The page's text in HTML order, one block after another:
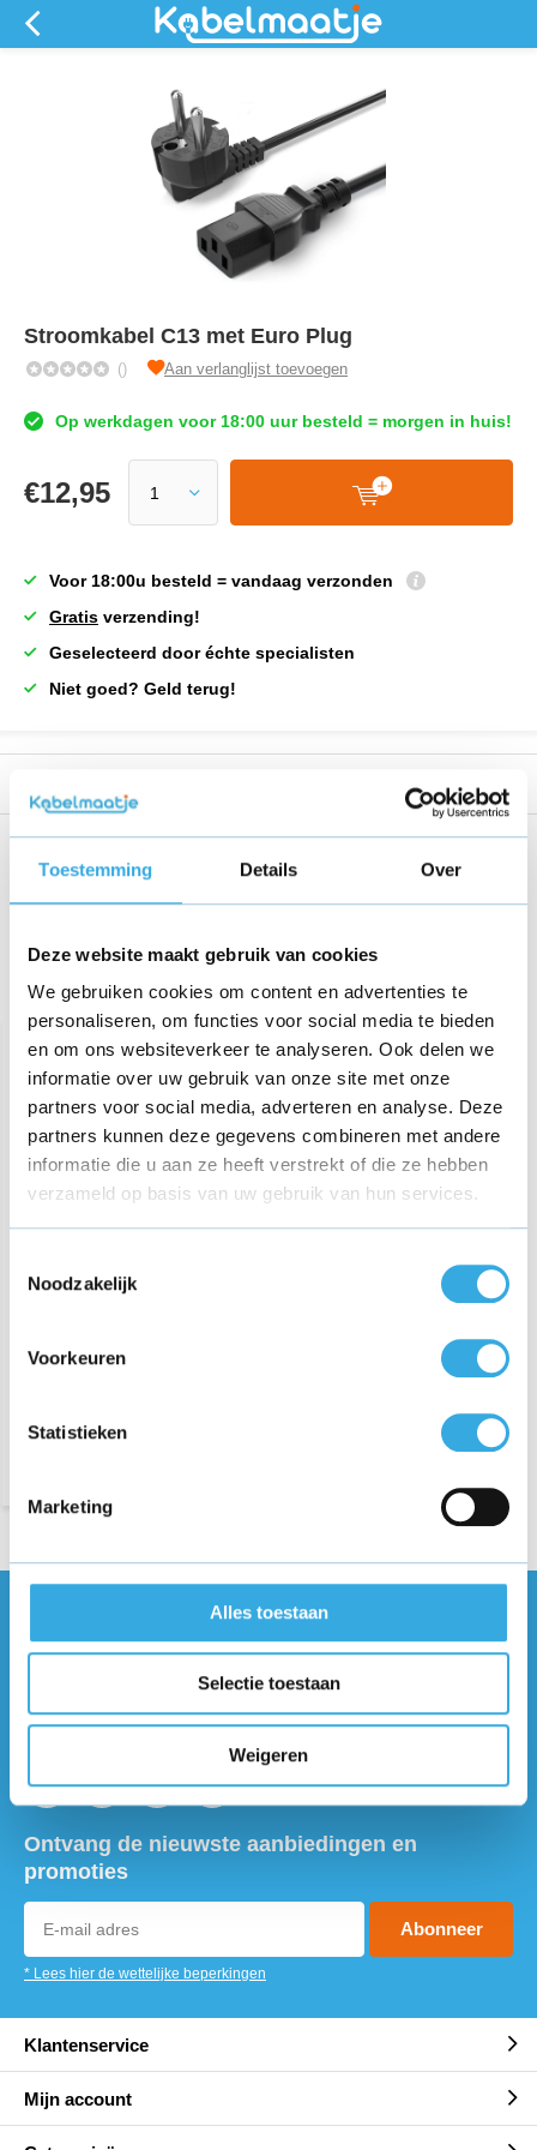
Toestemming Details Over
Deze website maakt gebruik van cookies
We gebruiken cookies om content en advertenties te
personaliseren, om functies voor social media te bieden
en om ons websiteverkeer te analyseren. Ook delen we
informatie over uw gebruik van onze site met onze
partners voor social media, adverteren en analyse. Deze
partners kunnen deze gegevens combineren met andere
informatie die u aan ze heeft verstrekt of die ze hebben
verzameld op basis van uw gebruik van hun services.
Noodzakelijk
Voorkeuren
Statistieken
Marketing
Alles toestaan
Selectie toestaan
Weigeren
Stroomkabel C13 met Euro Plug
() Aan verlanglijst toevoegen
Op werkdagen voor 18:00 uur besteld = morgen in huis!
€12,95
Voor 18:00u besteld = vandaag verzonden
Gratis verzending!
Geselecteerd door échte specialisten
Niet goed? Geld terug!
Recent bekeken
Plug - 1.8m
€ 12,95
Vragen of meer informatie?
Neem contact met ons op! Onze
klantenservice staat voor je klaar :)
Volg ons
Ontvang de nieuwste aanbiedingen en
promoties
Abonneer
* Lees hier de wettelijke beperkingen
Klantenservice
Mijn account